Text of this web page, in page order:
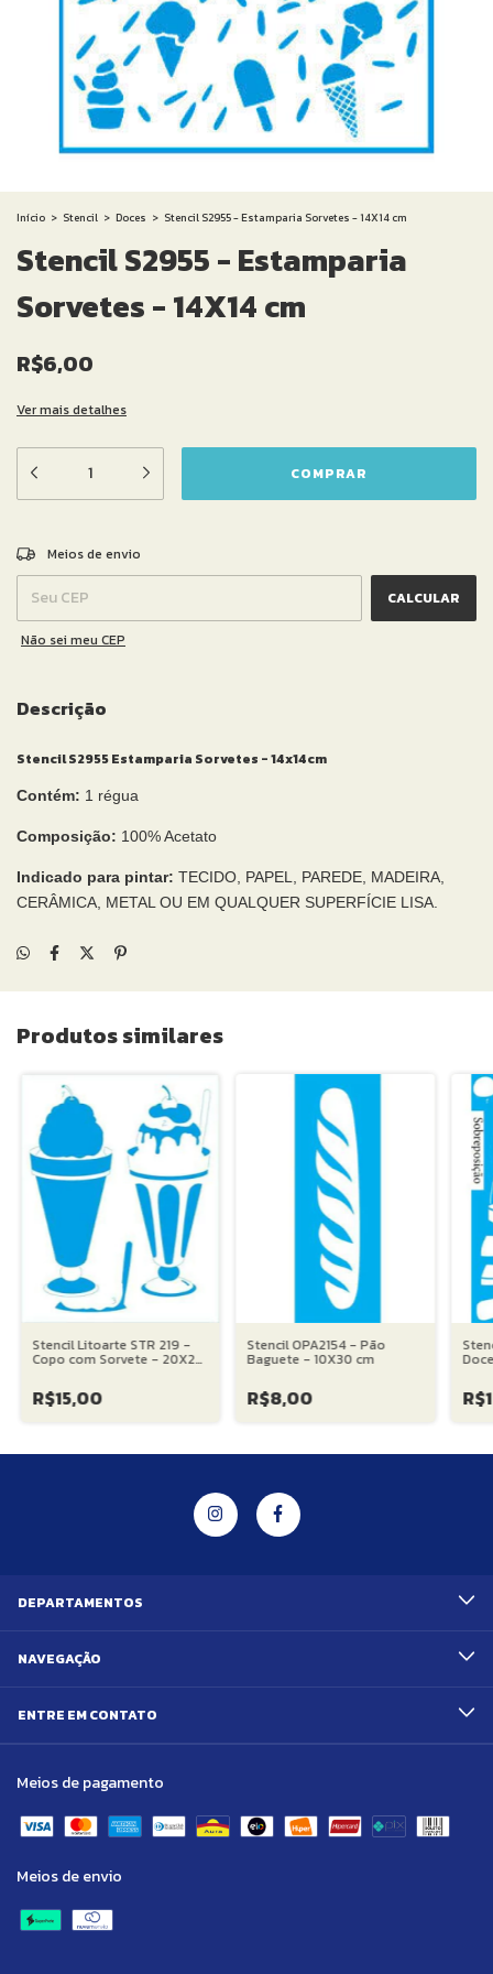
Início > Stencil > Doces > Stencil S2955 - Estamparia Sorvetes - 14X14 cm
Stencil S2955 - Estamparia
Sorvetes - 14X14 cm
R$6,00
Ver mais detalhes
Entregas para o CEP:
Meios de envio
CALCULAR
Não sei meu CEP
Descrição
Stencil S2955 Estamparia Sorvetes - 14x14cm
Contém: 1 régua
Composição: 100% Acetato
Indicado para pintar: TECIDO, PAPEL, PAREDE, MADEIRA,
CERÂMICA, METAL OU EM QUALQUER SUPERFÍCIE LISA.
Produtos similares
Stencil Litoarte STR 219 -
Copo com Sorvete - 20X25
R$15,00
Stencil OPA2154 - Pão
Baguete - 10X30 cm
R$8,00
DEPARTAMENTOS
NAVEGAÇÃO
ENTRE EM CONTATO
Meios de pagamento
Meios de envio